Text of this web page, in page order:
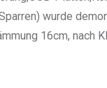
wurde
16cm, nach